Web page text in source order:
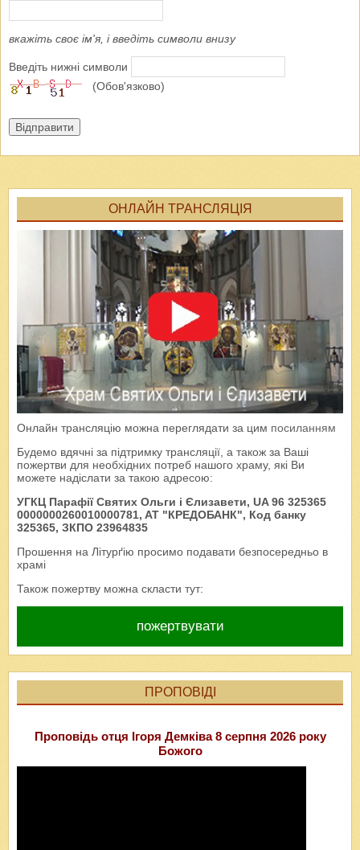
вкажіть своє ім'я, і введіть символи внизу
Введіть нижні символи
(Обов'язково)
Відправити
ОНЛАЙН ТРАНСЛЯЦІЯ
Онлайн трансляцію можна переглядати за цим посиланням
Будемо вдячні за підтримку трансляції, а також за Ваші
пожертви для необхідних потреб нашого храму, які Ви
можете надіслати за такою адресою:
УГКЦ Парафії Святих Ольги і Єлизавети, UA 96 325365
0000000260010000781, AT "КРЕДОБАНК", Код банку
325365, ЗКПО 23964835
Прошення на Літурґію просимо подавати безпосередньо в
храмі
Також пожертву можна скласти тут:
пожертвувати
ПРОПОВІДІ
Проповідь отця Ігоря Демківа 8 серпня 2026 року
Божого